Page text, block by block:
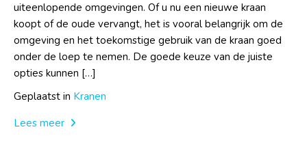
uiteenlopende omgevingen. Of u nu een nieuwe kraan
koopt of de oude vervangt, het is vooral belangrijk om de
omgeving en het toekomstige gebruik van de kraan goed
onder de loep te nemen. De goede keuze van de juiste
opties kunnen […]
Geplaatst in Kranen
Lees meer